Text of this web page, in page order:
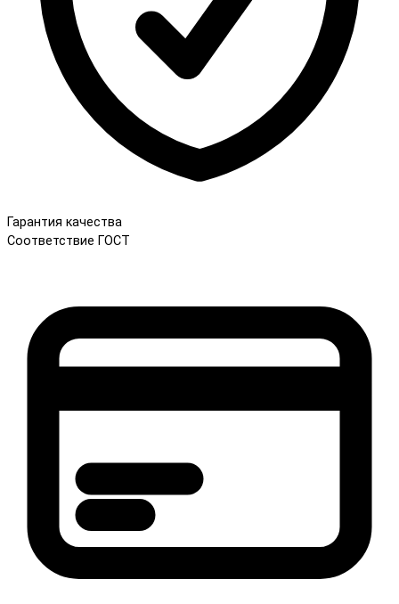
Гарантия качества
Соответствие ГОСТ